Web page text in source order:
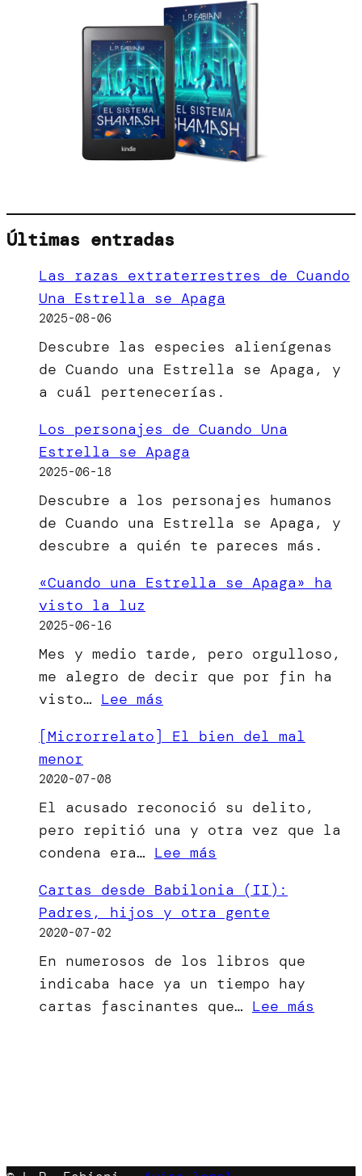
Últimas entradas
Las razas extraterrestres de Cuando
Una Estrella se Apaga
2025-08-06
Descubre las especies alienígenas
de Cuando una Estrella se Apaga, y
a cuál pertenecerías.
Los personajes de Cuando Una
Estrella se Apaga
2025-06-18
Descubre a los personajes humanos
de Cuando una Estrella se Apaga, y
descubre a quién te pareces más.
«Cuando una Estrella se Apaga» ha
visto la luz
2025-06-16
Mes y medio tarde, pero orgulloso,
me alegro de decir que por fin ha
visto… Lee más
una
Apaga»
ha
visto
la
luz
[Microrrelato] El bien del mal
menor
2020-07-08
El acusado reconoció su delito,
pero repitió una y otra vez que la
condena era… Lee más
El
bien
mal
menor
Cartas desde Babilonia (II):
Padres, hijos y otra gente
2020-07-02
En numerosos de los libros que
indicaba hace ya un tiempo hay
cartas fascinantes que… Lee más
y